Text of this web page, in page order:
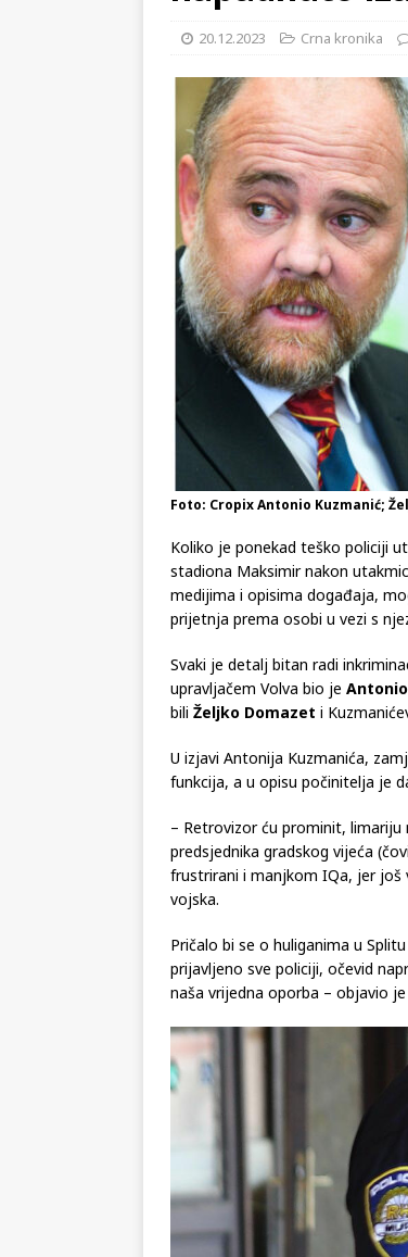
[ 28.07.2026 ]
snimke potjere i
[ 06.08.2026 ]
20.12.2023 Crna kronika
Foto: Cropix Antonio Kuzmanić;
Koliko je ponekad teško policiji
stadiona Maksimir nakon
medijima i opisima događaja,
prijetnja prema osobi u vezi s
Svaki je detalj bitan radi
upravljačem Volva bio je
bili Željko Domazet i
U izjavi Antonija Kuzmanića,
funkcija, a u opisu počinitelja je
– Retrovizor ću prominit,
predsjednika gradskog vijeća
frustrirani i manjkom IQa, jer još
vojska.
Pričalo bi se o huliganima u
prijavljeno sve policiji, očevid
naša vrijedna oporba – objavio